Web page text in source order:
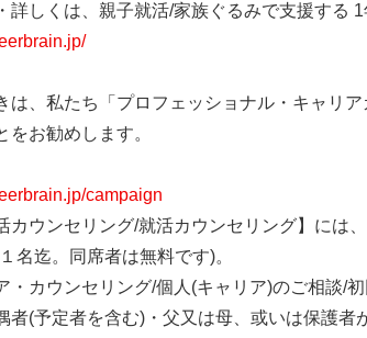
詳しくは、親子就活/家族ぐるみで支援する
は、私たち「プロフェッショナル・キャリ
をお勧めします。
campaign
カウンセリング/就活カウンセリング】には
名迄。同席者は無料です)。
・カウンセリング/個人(キャリア)のご相談/
者(予定者を含む)・父又は母、或いは保護